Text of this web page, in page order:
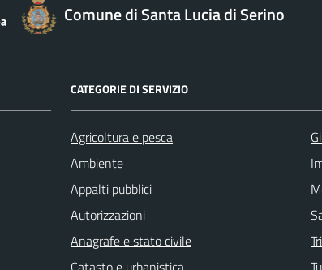
Comune di Santa Lucia di Serino
CATEGORIE DI SERVIZIO
Agricoltura e pesca
Ambiente
Appalti pubblici
Autorizzazioni
Anagrafe e stato civile